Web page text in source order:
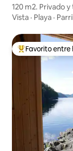
120 m2. Privado
Vista · Playa ·
Favorito entre
Favorito entre